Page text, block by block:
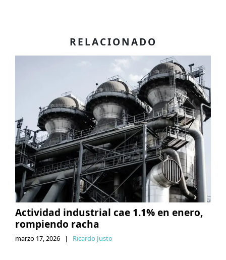
RELACIONADO
Actividad industrial cae 1.1% en enero,
rompiendo racha
marzo 17, 2026 | Ricardo Justo